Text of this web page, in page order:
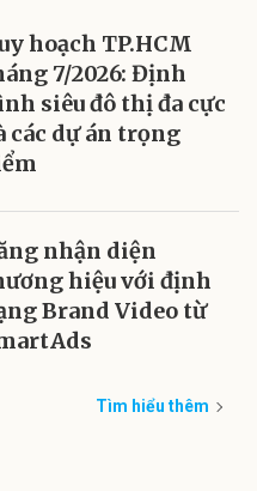
hoạch TP.HCM
7/2026: Định
siêu đô thị đa cực
các dự án trọng
nhận diện
hiệu với định
Brand Video từ
Tìm hiểu thêm